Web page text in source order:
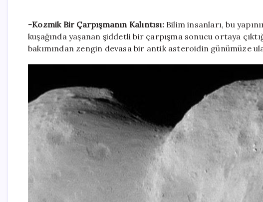
-Kozmik Bir Çarpışmanın Kalıntısı:Bilim insanları, bu
kuşağında yaşanan şiddetli bir çarpışma sonucu ortaya
bakımından zengin devasa bir antik asteroidin günümüze